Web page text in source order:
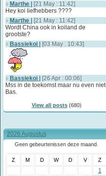
Marthe
[21 May : 11:42]
Hey koi liefhebbers ????
Marthe
[21 May : 11:42]
Wordt China ook in koiland de
grootste?
Bassiekoi
[03 May : 10:43]
Bassiekoi
[26 Apr : 00:06]
Mss in de toekomst maar nu even niet
Bas.
View all posts(680)
2026 Augustus
Geen gebeurtenissen deze maand.
Z M D W D V Z
1